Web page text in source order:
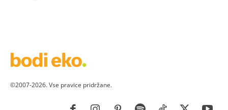
©2007-2026. Vse pravice pridržane.